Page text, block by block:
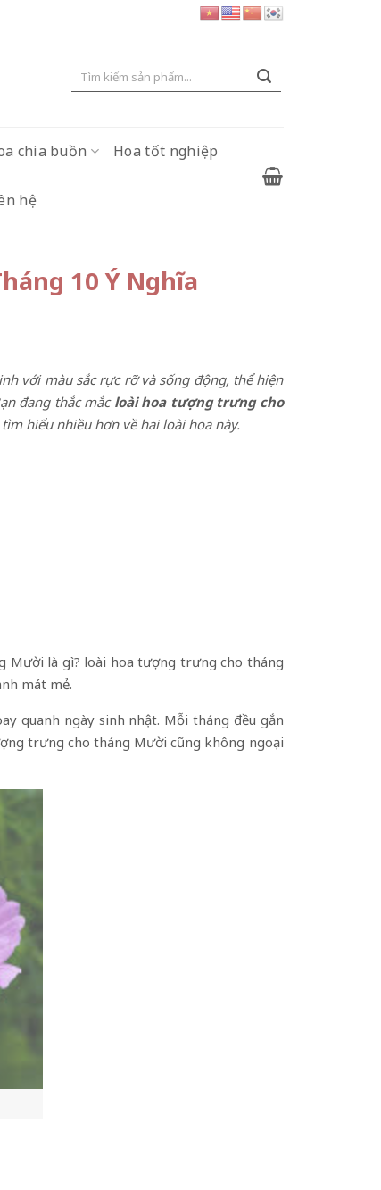
Tìm
chia buồn Hoa tốt nghiệp
hệ
10 Ý Nghĩa
với màu sắc rực rỡ và sống động, thể hiện
đang thắc mắc loài hoa tượng trưng cho
hiểu nhiều hơn về hai loài hoa này.
Mười là gì? loài hoa tượng trưng cho tháng
mát mẻ.
quanh ngày sinh nhật. Mỗi tháng đều gắn
trưng cho tháng Mười cũng không ngoại